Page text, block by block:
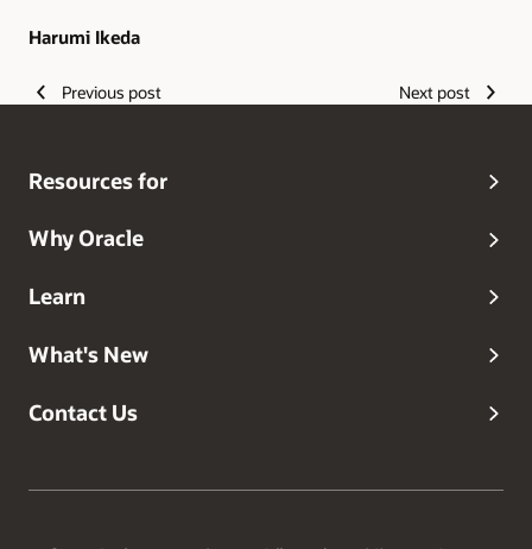
Harumi Ikeda
Previous post Next post
Resources for
Why Oracle
Learn
What's New
Contact Us